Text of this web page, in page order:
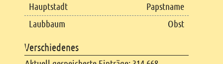
Hauptstadt
Papstname
Laubbaum
Obst
Verschiedenes